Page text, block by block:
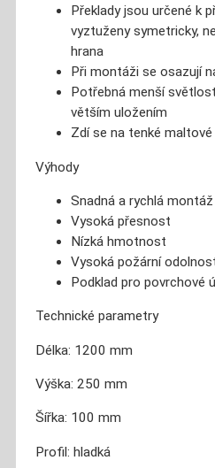
Překlady jsou určené k
vyztuženy symetricky,
hrana
Při montáži se osazují
Potřebná menší
větším uložením
Zdí se na tenké
Výhody
Snadná a rychlá montáž
Vysoká přesnost
Nízká hmotnost
Vysoká požární
Podklad pro povrchové
Technické parametry
Délka: 1200 mm
Výška: 250 mm
Šířka: 100 mm
Profil: hladká